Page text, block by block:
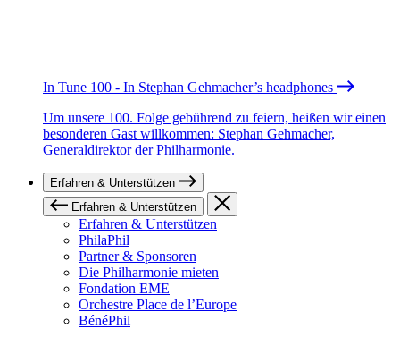
In Tune 100 - In Stephan Gehmacher’s headphones
Um unsere 100. Folge gebührend zu feiern, heißen wir einen
besonderen Gast willkommen: Stephan Gehmacher,
Generaldirektor der Philharmonie.
Erfahren & Unterstützen
Erfahren & Unterstützen
Erfahren & Unterstützen
PhilaPhil
Partner & Sponsoren
Die Philharmonie mieten
Fondation EME
Orchestre Place de l’Europe
BénéPhil